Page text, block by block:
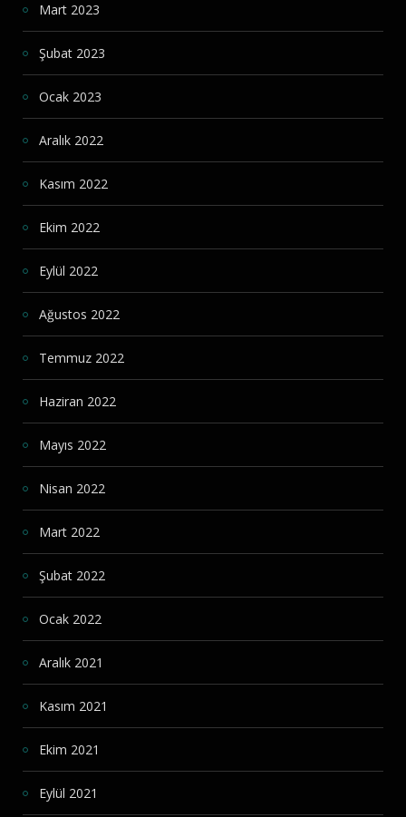
Mart 2023
Şubat 2023
Ocak 2023
Aralık 2022
Kasım 2022
Ekim 2022
Eylül 2022
Ağustos 2022
Temmuz 2022
Haziran 2022
Mayıs 2022
Nisan 2022
Mart 2022
Şubat 2022
Ocak 2022
Aralık 2021
Kasım 2021
Ekim 2021
Eylül 2021